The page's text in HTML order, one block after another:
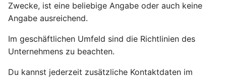
Zwecke, ist eine beliebige Angabe oder auch keine
Angabe ausreichend.
Im geschäftlichen Umfeld sind die Richtlinien des
Unternehmens zu beachten.
Du kannst jederzeit zusätzliche Kontaktdaten im